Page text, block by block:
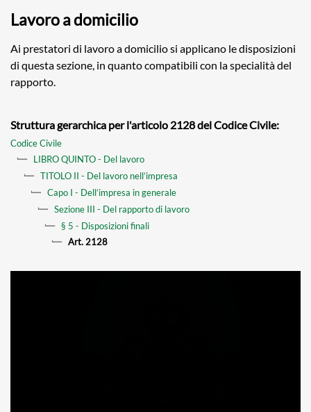
Lavoro a domicilio
Ai prestatori di lavoro a domicilio si applicano le disposizioni
di questa sezione, in quanto compatibili con la specialità del
rapporto.
Struttura gerarchica per l'articolo 2128 del Codice Civile:
Codice Civile
LIBRO QUINTO - Del lavoro
TITOLO II - Del lavoro nell’impresa
Capo I - Dell’impresa in generale
Sezione III - Del rapporto di lavoro
§ 5 - Disposizioni finali
Art. 2128